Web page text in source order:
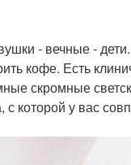
- вечные -
кофе. Есть
скромные
которой у вас